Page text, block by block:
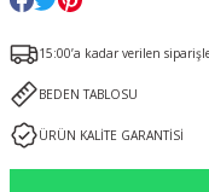
15:00’a kadar verilen
BEDEN TABLOSU
ÜRÜN KALİTE GARANTİSİ